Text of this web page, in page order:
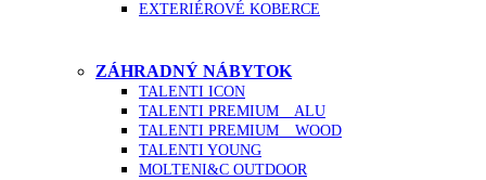
EXTERIÉROVÉ KOBERCE
ZÁHRADNÝ NÁBYTOK
TALENTI ICON
TALENTI PREMIUM _ ALU
TALENTI PREMIUM _ WOOD
TALENTI YOUNG
MOLTENI&C OUTDOOR